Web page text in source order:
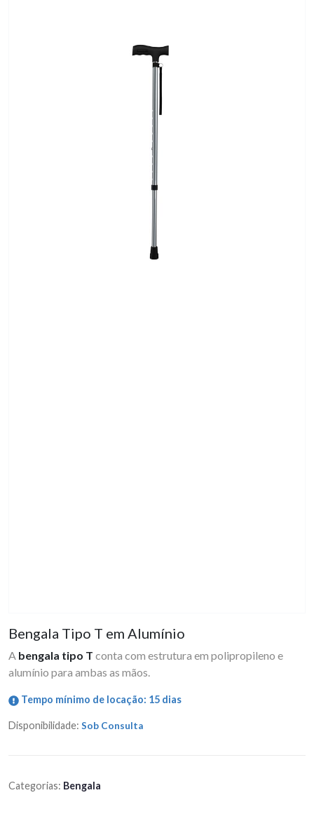
Bengala Tipo T em Alumínio
A bengala tipo T conta com estrutura em polipropileno e
alumínio para ambas as mãos.
Tempo mínimo de locação: 15 dias
Disponibilidade: Sob Consulta
Categorias: Bengala